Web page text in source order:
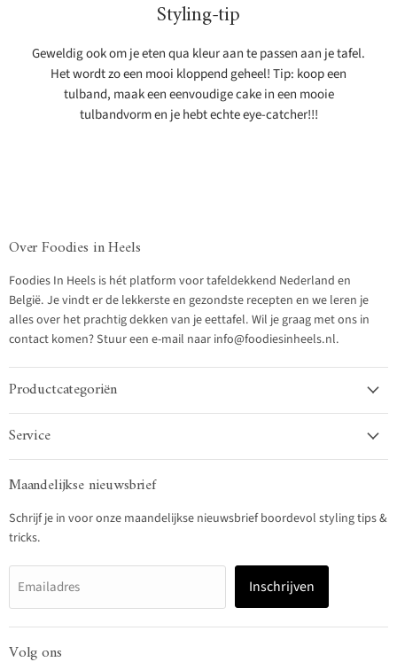
Styling-tip
Geweldig ook om je eten qua kleur aan te passen aan je tafel.
Het wordt zo een mooi kloppend geheel! Tip: koop een
tulband, maak een eenvoudige cake in een mooie
tulbandvorm en je hebt echte eye-catcher!!!
Over Foodies in Heels
Foodies In Heels is hét platform voor tafeldekkend Nederland en
België. Je vindt er de lekkerste en gezondste recepten en we leren je
alles over het prachtig dekken van je eettafel. Wil je graag met ons in
contact komen? Stuur een e-mail naar info@foodiesinheels.nl.
Productcategoriën
Service
Maandelijkse nieuwsbrief
Schrijf je in voor onze maandelijkse nieuwsbrief boordevol styling tips &
tricks.
Emailadres Inschrijven
Volg ons